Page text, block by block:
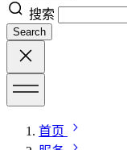
搜索
Search
首页